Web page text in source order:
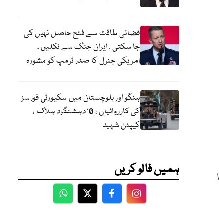
فضائی طاقت سے فتح حاصل نہیں کی
جا سکتی ، ایران جنگ سے نکلیں ،
امریکی جنرل کا صدر ٹرمپ کو مشورہ
ہنگو اور بلوچستان میں سکیورٹی فورسز
کی کارروائیاں ، 10دہشتگرد ہلاک ،
کیپٹن شہید
ہمیں فالو کریں
WhatsApp
TwitterFacebookFacebook